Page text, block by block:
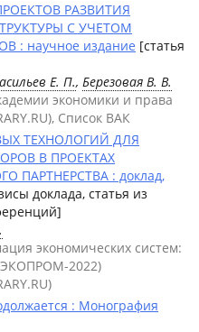
РАЗВИТИЯ
С УЧЕТОМ
: научное издание [статья
Е. П., Березовая В. В.
экономики и права
Список ВАК
ТЕХНОЛОГИЙ ДЛЯ
В ПРОЕКТАХ
ПАРТНЕРСТВА : доклад,
доклада, статья из
экономических систем:
2022)
: Монография